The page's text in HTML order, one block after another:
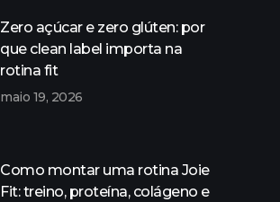
Zero açúcar e zero glúten: por
que clean label importa na
rotina fit
maio 19, 2026
Como montar uma rotina Joie
Fit: treino, proteína, colágeno e